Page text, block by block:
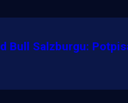
Bull Salzburgu: